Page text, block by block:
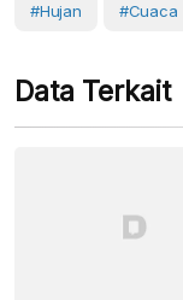
#Hujan #cuaca
Data Terkait